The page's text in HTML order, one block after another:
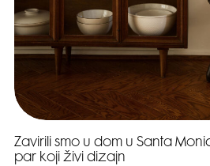
Zavirili smo u dom u Santa
par koji živi dizajn